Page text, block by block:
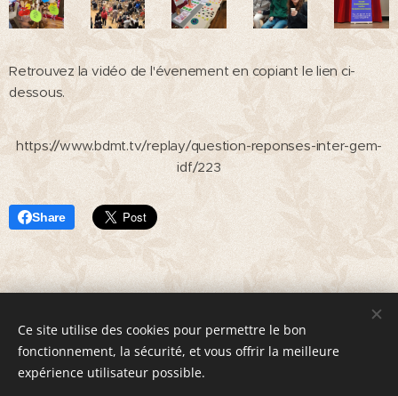
Retrouvez la vidéo de l'évenement en copiant le lien ci-
dessous.
https://www.bdmt.tv/replay/question-reponses-inter-gem-
idf/223
Share
© 2020 Groupe d'Entraide Mutuelle "Les Horizons" 5 avenue
Gambetta 92270 Bois-Colombes
www.gemleshorizons.fr │Mentions légales
Ce site utilise des cookies pour permettre le bon
fonctionnement, la sécurité, et vous offrir la meilleure
expérience utilisateur possible.